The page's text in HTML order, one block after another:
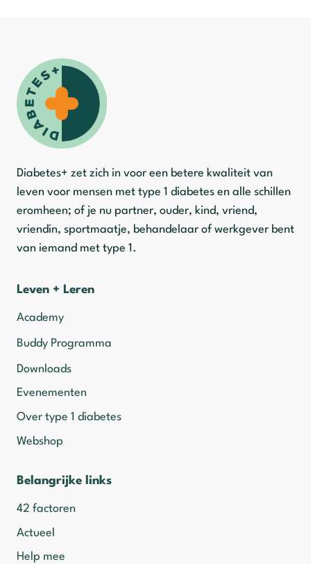
Diabetes+ zet zich in voor een betere kwaliteit van
leven voor mensen met type 1 diabetes en alle schillen
eromheen; of je nu partner, ouder, kind, vriend,
vriendin, sportmaatje, behandelaar of werkgever bent
van iemand met type 1.
Leven + Leren
Academy
Buddy Programma
Downloads
Evenementen
Over type 1 diabetes
Webshop
Belangrijke links
42 factoren
Actueel
Help mee